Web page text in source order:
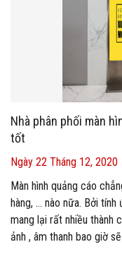
các khách sạn hiện nay
Nhà phân phối màn
tốt
Ngày 22 Tháng 12, 2020
Màn hình quảng cáo
hàng, … nào nữa. Bởi
mang lại rất nhiều thành
ảnh , âm thanh bao giờ